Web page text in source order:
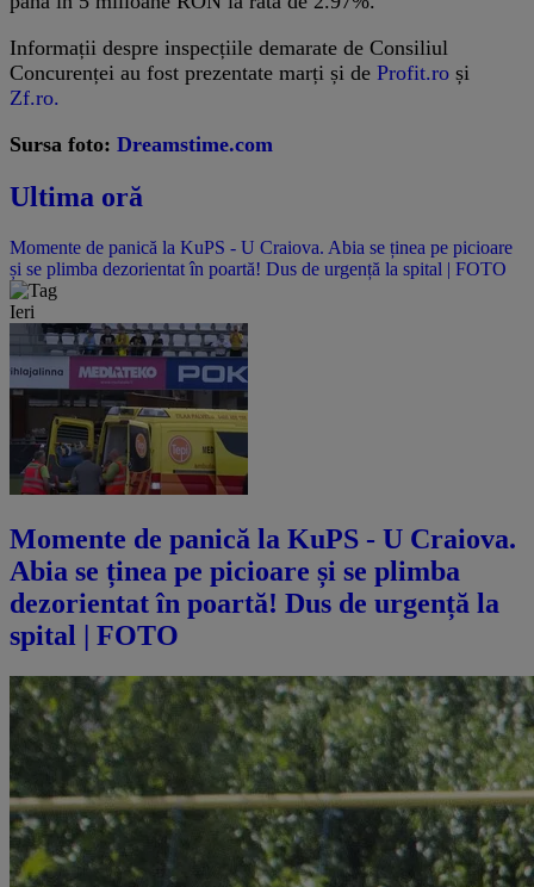
Informații despre inspecțiile demarate de Consiliul
Concurenței au fost prezentate marți și de Profit.ro și
Zf.ro.
Sursa foto: Dreamstime.com
Ultima oră
Momente de panică la KuPS - U Craiova. Abia se ținea pe picioare
și se plimba dezorientat în poartă! Dus de urgență la spital | FOTO
Ieri
Momente de panică la KuPS - U Craiova.
Abia se ținea pe picioare și se plimba
dezorientat în poartă! Dus de urgență la
spital | FOTO